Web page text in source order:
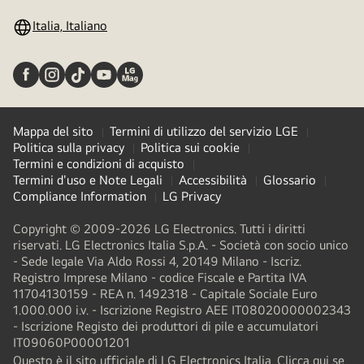
Italia, Italiano
Mappa del sito
Termini di utilizzo del servizio LGE
Politica sulla privacy
Politica sui cookie
Termini e condizioni di acquisto
Termini d'uso e Note Legali
Accessibilità
Glossario
Compliance Information
LG Privacy
Copyright © 2009-2026 LG Electronics. Tutti i diritti
riservati. LG Electronics Italia S.p.A. - Società con socio unico
- Sede legale Via Aldo Rossi 4, 20149 Milano - Iscriz.
Registro Imprese Milano - codice Fiscale e Partita IVA
11704130159 - REA n. 1492318 - Capitale Sociale Euro
1.000.000 i.v. - Iscrizione Registro AEE IT08020000002343​
- Iscrizione Registo dei produttori di pile e accumulatori
IT09060P00001201
Questo è il sito ufficiale di LG Electronics Italia. Clicca qui se